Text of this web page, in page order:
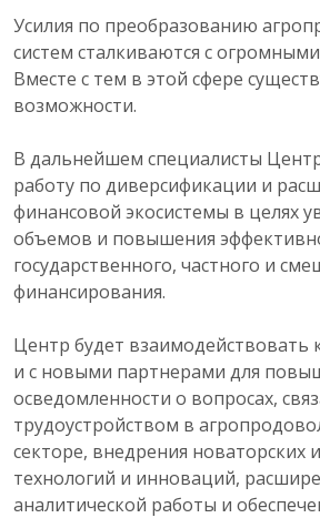
Усилия по преобразованию
систем сталкиваются с
Вместе с тем в этой сфере
возможности.
В дальнейшем специалисты
работу по диверсификации и
финансовой экосистемы в целях
объемов и повышения
государственного, частного и
финансирования.
Центр будет взаимодействовать
и с новыми партнерами для
осведомленности о вопросах,
трудоустройством в
секторе, внедрения новаторских
технологий и инноваций,
аналитической работы и